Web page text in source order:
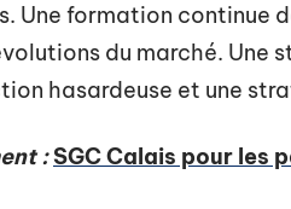
Une formation continue
du marché. Une
hasardeuse et une
: SGC Calais pour les